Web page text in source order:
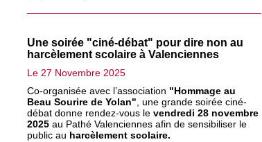
Une soirée "ciné-débat" pour dire non au
harcèlement scolaire à Valenciennes
Le 27 Novembre 2025
Co-organisée avec l’association "Hommage au
Beau Sourire de Yolan" , une grande soirée ciné-
débat donne rendez-vous levendredi 28 novembre
2025 au Pathé Valenciennes afin de sensibiliser le
public au harcèlement scolaire.